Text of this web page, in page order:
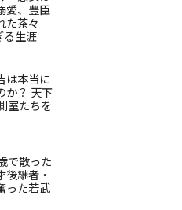
愛、豊臣
た茶々
る生涯
は本当に
か？ 天下
室たちを
で散った
継者・
った若武